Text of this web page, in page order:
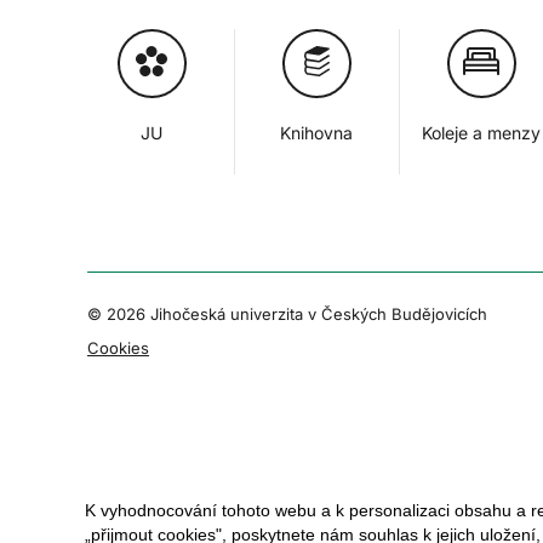
JU Knihovna Koleje a menzy
© 2026 Jihočeská univerzita v Českých Budějovicích
Cookies
K vyhodnocování tohoto webu a k personalizaci obsahu a
„přijmout cookies", poskytnete nám souhlas k jejich